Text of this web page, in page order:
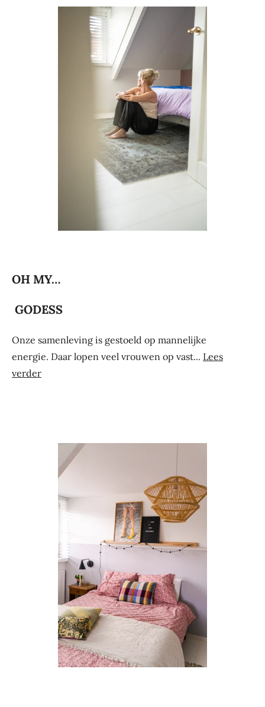
OH MY…
GODESS
Onze samenleving is gestoeld op mannelijke
energie. Daar lopen veel vrouwen op vast... Lees
verder